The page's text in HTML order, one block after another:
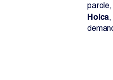
parole,
Holca